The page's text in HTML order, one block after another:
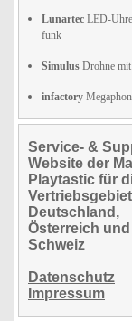
Lunartec LED-
funk
Simulus Drohne
infactory
Service- &
Website der
Playtastic für
Deutschland,
Österreich und
Schweiz
Datenschutz
Impressum